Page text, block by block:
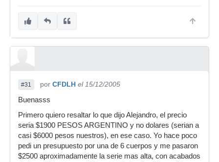
dos veces..
#31 por CFDLH el 15/12/2005
Buenasss
Primero quiero resaltar lo que dijo Alejandro, el precio
seria $1900 PESOS ARGENTINO y no dolares (serian a
casi $6000 pesos nuestros), en ese caso. Yo hace poco
pedi un presupuesto por una de 6 cuerpos y me pasaron
$2500 aproximadamente la serie mas alta, con acabados